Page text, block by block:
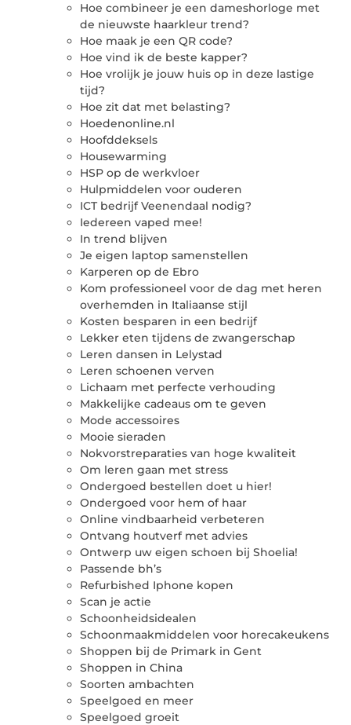
Hoe combineer je een dameshorloge met
de nieuwste haarkleur trend?
Hoe maak je een QR code?
Hoe vind ik de beste kapper?
Hoe vrolijk je jouw huis op in deze lastige
tijd?
Hoe zit dat met belasting?
Hoedenonline.nl
Hoofddeksels
Housewarming
HSP op de werkvloer
Hulpmiddelen voor ouderen
ICT bedrijf Veenendaal nodig?
Iedereen vaped mee!
In trend blijven
Je eigen laptop samenstellen
Karperen op de Ebro
Kom professioneel voor de dag met heren
overhemden in Italiaanse stijl
Kosten besparen in een bedrijf
Lekker eten tijdens de zwangerschap
Leren dansen in Lelystad
Leren schoenen verven
Lichaam met perfecte verhouding
Makkelijke cadeaus om te geven
Mode accessoires
Mooie sieraden
Nokvorstreparaties van hoge kwaliteit
Om leren gaan met stress
Ondergoed bestellen doet u hier!
Ondergoed voor hem of haar
Online vindbaarheid verbeteren
Ontvang houtverf met advies
Ontwerp uw eigen schoen bij Shoelia!
Passende bh’s
Refurbished Iphone kopen
Scan je actie
Schoonheidsidealen
Schoonmaakmiddelen voor horecakeukens
Shoppen bij de Primark in Gent
Shoppen in China
Soorten ambachten
Speelgoed en meer
Speelgoed groeit